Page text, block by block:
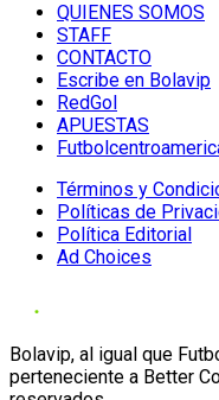
QUIENES SOMOS
STAFF
CONTACTO
Escribe en Bolavip
RedGol
APUESTAS
Términos y
Políticas de
Política Editorial
Ad Choices
Bolavip, al igual que
perteneciente a Better